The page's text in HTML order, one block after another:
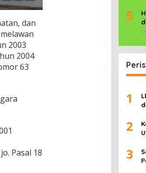
dan
2003
2004
63
Pasal 18
5
1
2
3